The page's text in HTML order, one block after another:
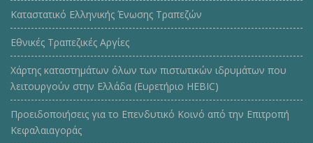
Καταστατικό Ελληνικής Ένωσης Τραπεζών
Εθνικές Τραπεζικές Αργίες
Χάρτης καταστημάτων όλων των πιστωτικών ιδρυμάτων που
λειτουργούν στην Ελλάδα (Ευρετήριο HEBIC)
Προειδοποιήσεις για το Επενδυτικό Κοινό από την Επιτροπή
Κεφαλαιαγοράς